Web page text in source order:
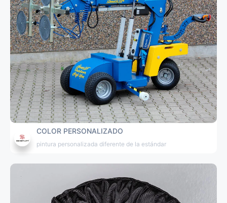
COLOR PERSONALIZADO
pintura personalizada diferente de la estándar